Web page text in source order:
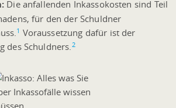
Die anfallenden Inkassokosten sind Teil
für den der Schuldner
1 Voraussetzung dafür ist der
des Schuldners.2